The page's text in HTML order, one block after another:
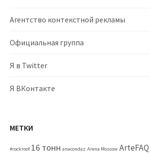
Агентство контекстной рекламы
Официальная группа
Я в Twitter
Я ВКонтакте
МЕТКИ
#rockroof 16 тонн anacondaz Arena Moscow ArteFAQ